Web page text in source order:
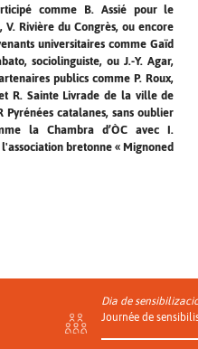
comme B. Assié pour le
Rivière du Congrès, ou encore
universitaires comme Gaïd
sociolinguiste, ou J.-Y. Agar,
publics comme P. Roux,
R. Sainte Livrade de la ville de
Pyrénées catalanes, sans oublier
la Chambra d’ÒC avec I.
bretonne « Mignoned
Dia de
Journée de